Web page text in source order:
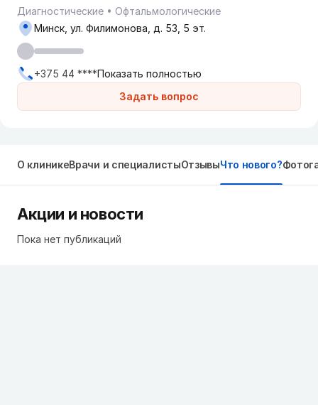
Диагностические Офтальмологические
Задать вопрос
Минск, ул. Филимонова, д. 53, 5 эт.
+375 44 ****Показать полностью
О клиникеВрачи и специалистыОтзывыЧто нового?
Акции и новости
Пока нет публикаций